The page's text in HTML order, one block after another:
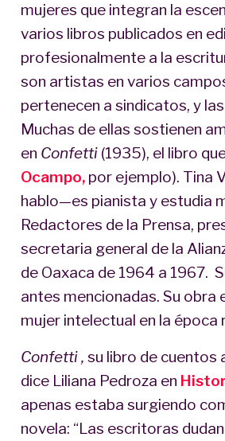
mujeres que integran la
varios libros publicados en
profesionalmente a la
son artistas en varios
pertenecen a sindicatos, y
Muchas de ellas sostienen
en Confetti (1935), el libro
Ocampo,por ejemplo). Tina
hablo—es pianista y estudia
Redactores de la Prensa,
secretaria general de la
de Oaxaca de 1964 a 1967.
antes mencionadas. Su obra
mujer intelectual en la época
Confetti , su libro de cuentos
dice Liliana Pedroza en
apenas estaba surgiendo
novela: “Las escritoras